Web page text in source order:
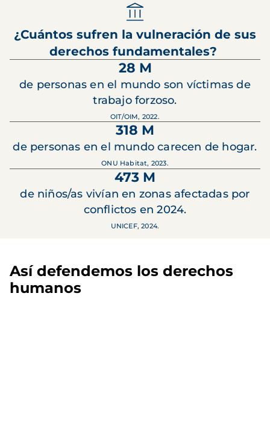
¿Cuántos sufren la vulneración de sus
derechos fundamentales?
28 M
de personas en el mundo son víctimas de
trabajo forzoso.
OIT/OIM, 2022.
318 M
de personas en el mundo carecen de hogar.
ONU Habitat, 2023.
473 M
de niños/as vivían en zonas afectadas por
conflictos en 2024.
UNICEF, 2024.
Así defendemos los derechos
humanos